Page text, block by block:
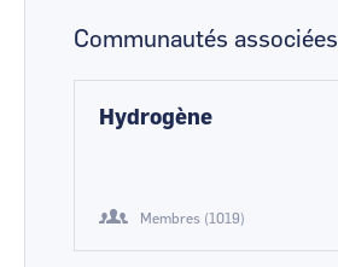
Communautés associées
Hydrogène
Membres (1019)